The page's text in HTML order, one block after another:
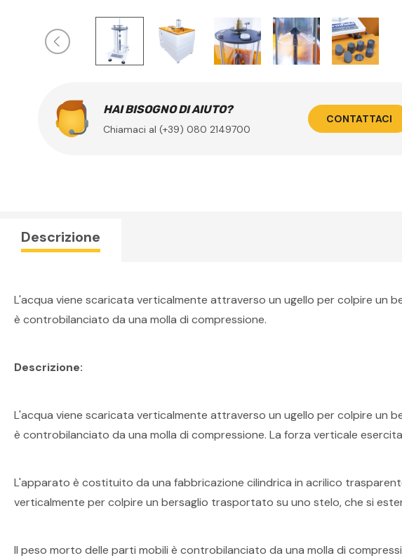
HAI BISOGNO DI AIUTO?
Chiamaci al (+39) 080 2149700
CONTATTACI
Descrizione
L'acqua viene scaricata verticalmente attraverso un ugello per colpire un
è controbilanciato da una molla di compressione.
Descrizione:
L'acqua viene scaricata verticalmente attraverso un ugello per colpire un
è controbilanciato da una molla di compressione. La forza verticale
L'apparato è costituito da una fabbricazione cilindrica in acrilico
verticalmente per colpire un bersaglio trasportato su uno stelo, che si
Il peso morto delle parti mobili è controbilanciato da una molla di